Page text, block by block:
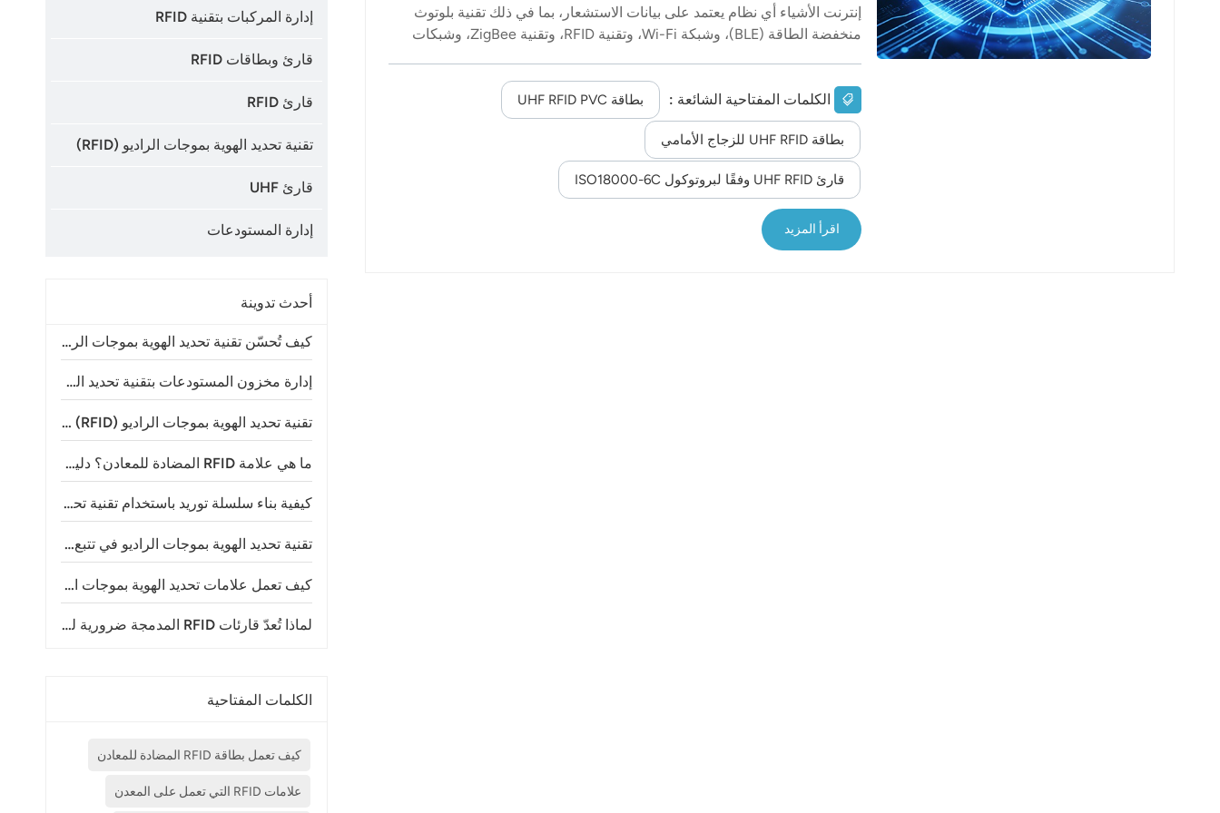
عربي
日语
إدارة المركبات بتقنية RFID
قارئ وبطاقات RFID
قارئ RFID
تقنية تحديد الهوية بموجات الراديو (RFID)
قارئ UHF
إدارة المستودعات
أحدث تدوينة
كيف تُحسّن تقنية تحديد الهوية بموجات الراديو (RFID) دقة جرد المخزون وعمليات المتاجر
إدارة مخزون المستودعات بتقنية تحديد الهوية بموجات الراديو (RFID): الفوائد والتطبيقات ودليل التنفيذ
تقنية تحديد الهوية بموجات الراديو (RFID) في مدن الملاهي: استخداماتها وفوائدها وكيفية عملها
ما هي علامة RFID المضادة للمعادن؟ دليل شامل لتقنية RFID على المعادن
كيفية بناء سلسلة توريد باستخدام تقنية تحديد الهوية بموجات الراديو (RFID) للتتبع
تقنية تحديد الهوية بموجات الراديو في تتبع الحيوانات: إحداث تحول في إدارة الثروة الحيوانية ومراقبة الحياة البرية
كيف تعمل علامات تحديد الهوية بموجات الراديو (RFID) للماشية؟ فهم تكنولوجيا تحديد هوية الماشية الحديثة
لماذا تُعدّ قارئات RFID المدمجة ضرورية لتطبيقات إنترنت الأشياء الحديثة؟
الكلمات المفتاحية
كيف تعمل بطاقة RFID المضادة للمعادن
علامات RFID التي تعمل على المعدن
إنترنت الأشياء أي نظام يعتمد على بيانات الاستشعار، بما في ذلك تقنية بلوتوث
منخفضة الطاقة (BLE)، وشبكة Wi-Fi، وتقنية RFID، وتقنية ZigBee، وشبكات
فيشرز، جزءًا من مبادرة "إطلاق فيشرز" التي أطلقتها المدينة بهدف توفير فرص
نسمة، بالقرب من إنديانابوليس. ويقول رئيس بلديتها سكوت فادنيس إنها موطن
للعديد من شركات التكنولوجيا، وتقع في ولاية تركز على الصناعات التي تستفيد
بشكل خاص من تقنية إنترنت الأشياء. العمدة سكوت فادنس قبل نحو أربع سنوات،
كما...
الكلمات المفتاحية الشائعة : بطاقة UHF RFID PVC
بطاقة UHF RFID للزجاج الأمامي
قارئ UHF RFID وفقًا لبروتوكول ISO18000-6C
اقرأ المزيد